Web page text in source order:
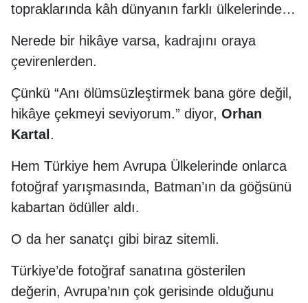
topraklarında kâh dünyanın farklı ülkelerinde…
Nerede bir hikâye varsa, kadrajını oraya
çevirenlerden.
Çünkü “Anı ölümsüzleştirmek bana göre değil,
hikâye çekmeyi seviyorum.” diyor, Orhan
Kartal .
Hem Türkiye hem Avrupa Ülkelerinde onlarca
fotoğraf yarışmasında, Batman’ın da göğsünü
kabartan ödüller aldı.
O da her sanatçı gibi biraz sitemli.
Türkiye’de fotoğraf sanatına gösterilen
değerin, Avrupa’nın çok gerisinde olduğunu